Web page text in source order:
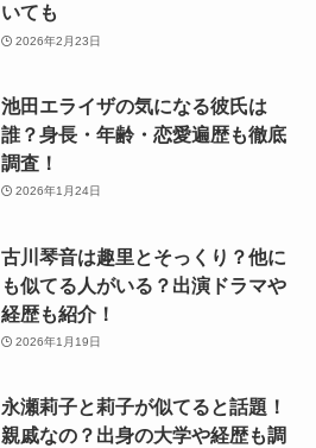
いても
2026年2月23日
池田エライザの気になる彼氏は
誰？身長・年齢・恋愛遍歴も徹底
調査！
2026年1月24日
古川琴音は趣里とそっくり？他に
も似てる人がいる？出演ドラマや
経歴も紹介！
2026年1月19日
永瀬莉子と莉子が似てると話題！
親戚なの？出身の大学や経歴も調